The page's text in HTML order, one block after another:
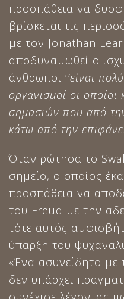
προσπάθεια να
βρίσκεται τις
με τον Jonathan
αποδυναμωθεί ο
άνθρωποι ‘’είναι
οργανισμοί οι
σημασιών που από
κάτω από την
Όταν ρώτησα το
σημείο, ο οποίος
προσπάθεια να
του Freud με την
τότε αυτός
ύπαρξη του
«Ένα ασυνείδητο με
δεν υπάρχει